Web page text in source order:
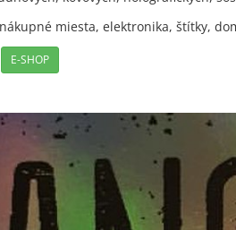
miesta, elektronika, štítky,
E-SHOP